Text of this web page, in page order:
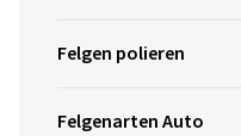
Felgen polieren
Felgenarten Auto